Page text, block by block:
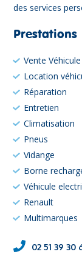
des services
Prestations
Vente Véhicule
Location
Réparation
Entretien
Climatisation
Pneus
Vidange
Borne
Véhicule
Renault
Multimarques
02 51 39 30